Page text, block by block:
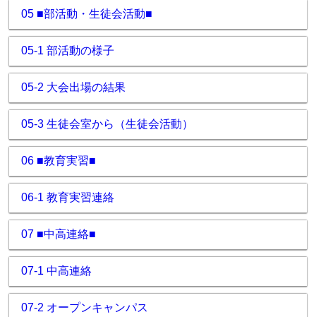
05 ■部活動・生徒会活動■
05-1 部活動の様子
05-2 大会出場の結果
05-3 生徒会室から（生徒会活動）
06 ■教育実習■
06-1 教育実習連絡
07 ■中高連絡■
07-1 中高連絡
07-2 オープンキャンパス